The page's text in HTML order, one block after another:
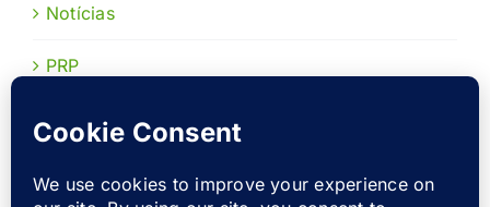
Notícias
PRP
Publicações